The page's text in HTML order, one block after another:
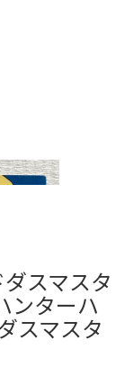
スマスタ
ターハ
スマスタ